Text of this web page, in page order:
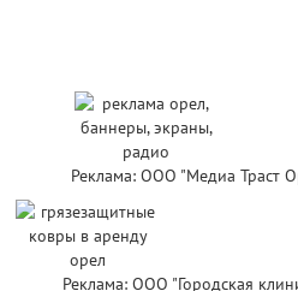
Реклама: ООО "Медиа Траст
Реклама: ООО "Городская